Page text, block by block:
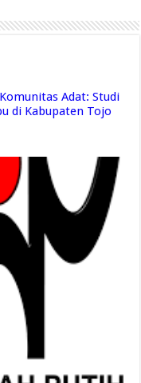
Adat: Studi
di Kabupaten Tojo